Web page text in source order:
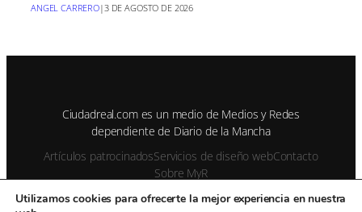
ANGEL CARRERO|3 DE AGOSTO DE 2026
Ciudadreal.com es un medio de Medios y Redes
dependiente de Diario de la Mancha
Artículos patrocinadosServicios de diseño webContacto
Sobre MyR
Utilizamos cookies para ofrecerte la mejor experiencia en nuestra